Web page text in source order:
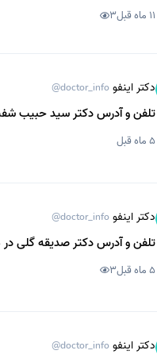
11 ماه قبل 3
دکتر اینفو @doctor_info
تلفن و آدرس دکتر سید حبیب
5 ماه قبل
دکتر اینفو @doctor_info
تلفن و آدرس دکتر صدیقه گلی در
5 ماه قبل 3
دکتر اینفو @doctor_info